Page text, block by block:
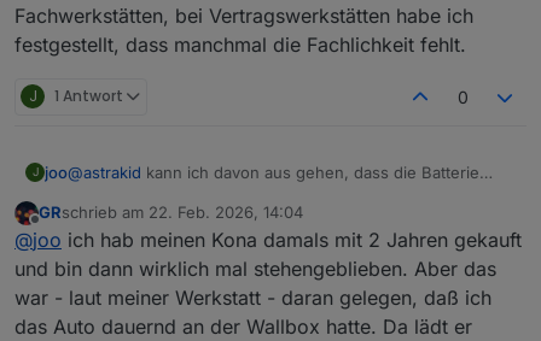
Fachwerkstätten, bei Vertragswerkstätten habe ich
festgestellt, dass manchmal die Fachlichkeit fehlt.
J 1 Antwort 0
J joo@astrakid kann ich davon aus gehen, dass die Batterie
liegen bei mir zwischen 61% und 77%. Sieht bei dir ja
deutlich besser aus. Bei 65% hatte ich 11,9V gemessen.
Habe den Kona gebraucht gekauft und der ist jetzt ca. 4
Jahre alt. Ob die Batterie in der Zeit mal gewechselt wurde,
kann ich nicht sagen.
Offline
GRschrieb am 22. Feb. 2026, 14:04
zuletzt editiert von
@joo ich hab meinen Kona damals mit 2 Jahren gekauft
und bin dann wirklich mal stehengeblieben. Aber das
war - laut meiner Werkstatt - daran gelegen, daß ich
das Auto dauernd an der Wallbox hatte. Da lädt er